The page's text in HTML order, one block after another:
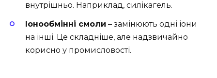
внутрішньо. Наприклад, силікагель.
Іонообмінні смоли – замінюють одні іони
на інші. Це складніше, але надзвичайно
корисно у промисловості.